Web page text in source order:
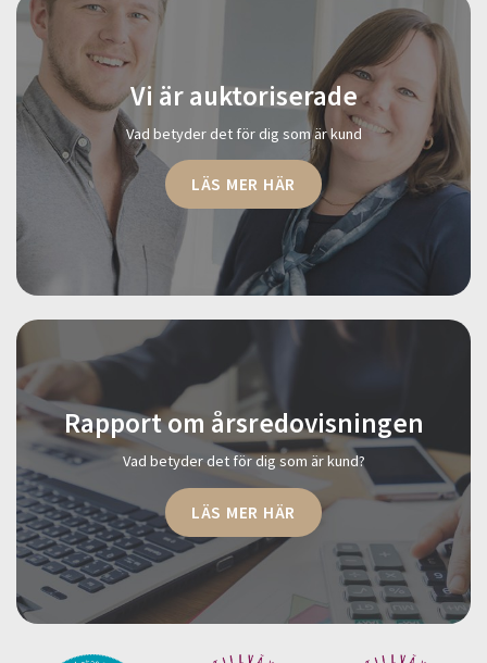
Vi är auktoriserade
Vad betyder det för dig som är kund
LÄS MER HÄR
Rapport om årsredovisningen
Vad betyder det för dig som är kund?
LÄS MER HÄR